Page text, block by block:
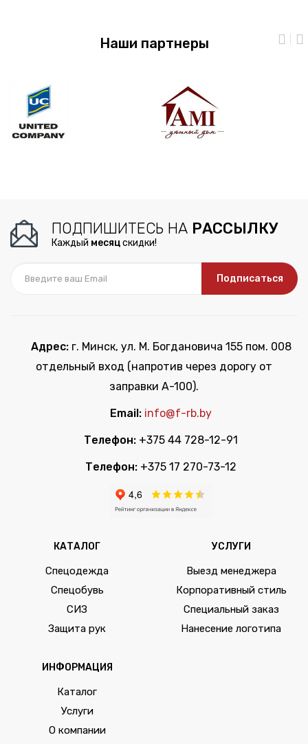
Наши партнеры
ПОДПИШИТЕСЬ НА РАССЫЛКУ
Каждый месяцскидки!
Подписаться
Адрес:г. Минск, ул. М. Богдановича 155 пом. 008
отдельный вход (напротив через дорогу от
заправки А-100).
Email: info@f-rb.by
Телефон: +375 44 728-12-91
Телефон: +375 17 270-73-12
КАТАЛОГ
Спецодежда
Спецобувь
СИЗ
Защита рук
УСЛУГИ
Выезд менеджера
Корпоративный стиль
Специальный заказ
Нанесение логотипа
ИНФОРМАЦИЯ
Каталог
Услуги
О компании